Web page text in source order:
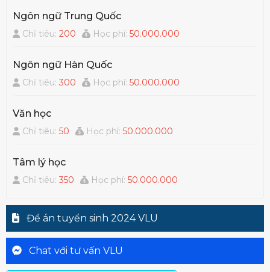
Ngôn ngữ Trung Quốc
Chỉ tiêu:200 Học phí:50.000.000
Ngôn ngữ Hàn Quốc
Chỉ tiêu:300 Học phí:50.000.000
Văn học
Chỉ tiêu:50 Học phí:50.000.000
Tâm lý học
Chỉ tiêu:350 Học phí:50.000.000
Đề án tuyển sinh 2024 VLU
Chat với tư vấn VLU